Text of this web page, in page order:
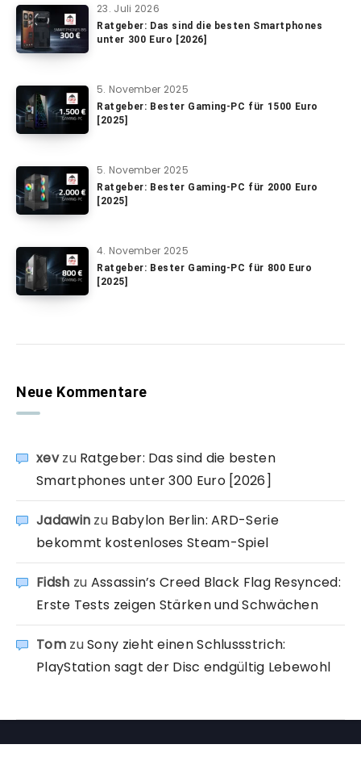
23. Juli 2026
Ratgeber: Das sind die besten Smartphones
unter 300 Euro [2026]
5. November 2025
Ratgeber: Bester Gaming-PC für 1500 Euro
[2025]
5. November 2025
Ratgeber: Bester Gaming-PC für 2000 Euro
[2025]
4. November 2025
Ratgeber: Bester Gaming-PC für 800 Euro
[2025]
Neue Kommentare
xevzu Ratgeber: Das sind die besten
Smartphones unter 300 Euro [2026]
Jadawin zu Babylon Berlin: ARD-Serie
bekommt kostenloses Steam-Spiel
Fidsh zu Assassin’s Creed Black Flag Resynced:
Erste Tests zeigen Stärken und Schwächen
TomzuSony zieht einen Schlussstrich:
PlayStation sagt der Disc endgültig Lebewohl